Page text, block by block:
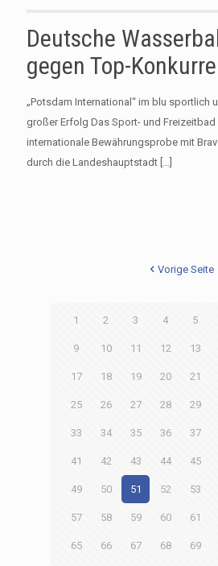
Deutsche
gegen Top-
„Potsdam International“ im blu sportlich
großer Erfolg Das Sport- und
internationale Bewährungsprobe mit
durch die Landeshauptstadt […]
Vorige Seite
1 2 3 4 5
9 10 11 12 13
17 18 19 20 21
25 26 27 28 29
33 34 35 36 37
41 42 43 44 45
49 50 51 52 53
57 58 59 60 61
65 66 67 68 69